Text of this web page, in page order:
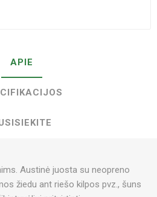
APIE
Austinė juosta su neopreno
žiedu ant riešo kilpos pvz., šuns